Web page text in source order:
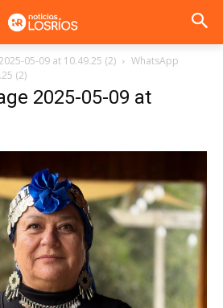
05-09 at 10.49.25 (2)
WhatsApp
(2)
2025-05-09 at